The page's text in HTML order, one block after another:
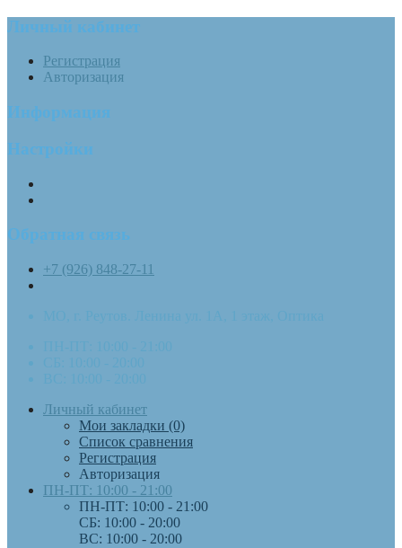
Личный кабинет
Регистрация
Авторизация
Информация
Настройки
Обратная связь
+7 (926) 848-27-11
Личный кабинет
Мои закладки (0)
Список сравнения
Регистрация
Авторизация
ПН-ПТ: 10:00 - 21:00
ПН-ПТ: 10:00 - 21:00
СБ: 10:00 - 20:00
ВС: 10:00 - 20:00